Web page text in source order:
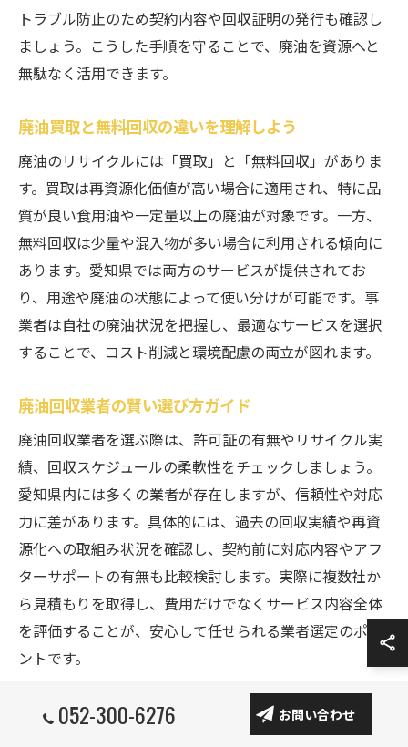
トラブル防止のため契約内容や回収証明の発行も確認し
ましょう。こうした手順を守ることで、廃油を資源へと
無駄なく活用できます。
廃油買取と無料回収の違いを理解しよう
廃油のリサイクルには「買取」と「無料回収」がありま
す。買取は再資源化価値が高い場合に適用され、特に品
質が良い食用油や一定量以上の廃油が対象です。一方、
無料回収は少量や混入物が多い場合に利用される傾向に
あります。愛知県では両方のサービスが提供されてお
り、用途や廃油の状態によって使い分けが可能です。事
業者は自社の廃油状況を把握し、最適なサービスを選択
することで、コスト削減と環境配慮の両立が図れます。
廃油回収業者の賢い選び方ガイド
廃油回収業者を選ぶ際は、許可証の有無やリサイクル実
績、回収スケジュールの柔軟性をチェックしましょう。
愛知県内には多くの業者が存在しますが、信頼性や対応
力に差があります。具体的には、過去の回収実績や再資
源化への取組み状況を確認し、契約前に対応内容やアフ
ターサポートの有無も比較検討します。実際に複数社か
ら見積もりを取得し、費用だけでなくサービス内容全体
を評価することが、安心して任せられる業者選定のポイ
ントです。
エンジンオイル廃油も買取可能？実態解説
052-300-6276 お問い合わせ